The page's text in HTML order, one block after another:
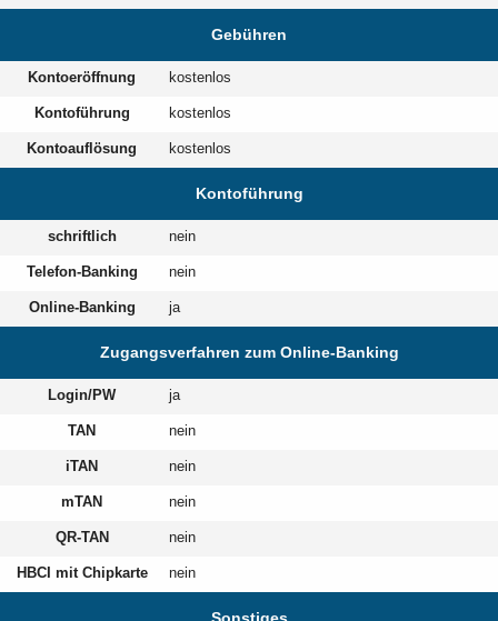
Gebühren
Kontoeröffnung kostenlos
Kontoführung kostenlos
Kontoauflösung kostenlos
Kontoführung
schriftlich nein
Telefon-Banking nein
Online-Banking ja
Zugangsverfahren zum Online-Banking
Login/PW ja
TAN nein
iTAN nein
mTAN nein
QR-TAN nein
HBCI mit Chipkarte nein